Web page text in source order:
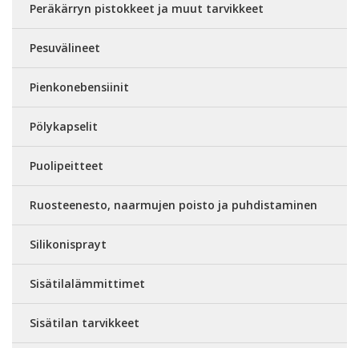
Peräkärryn pistokkeet ja muut tarvikkeet
Pesuvälineet
Pienkonebensiinit
Pölykapselit
Puolipeitteet
Ruosteenesto, naarmujen poisto ja puhdistaminen
Silikonisprayt
Sisätilalämmittimet
Sisätilan tarvikkeet